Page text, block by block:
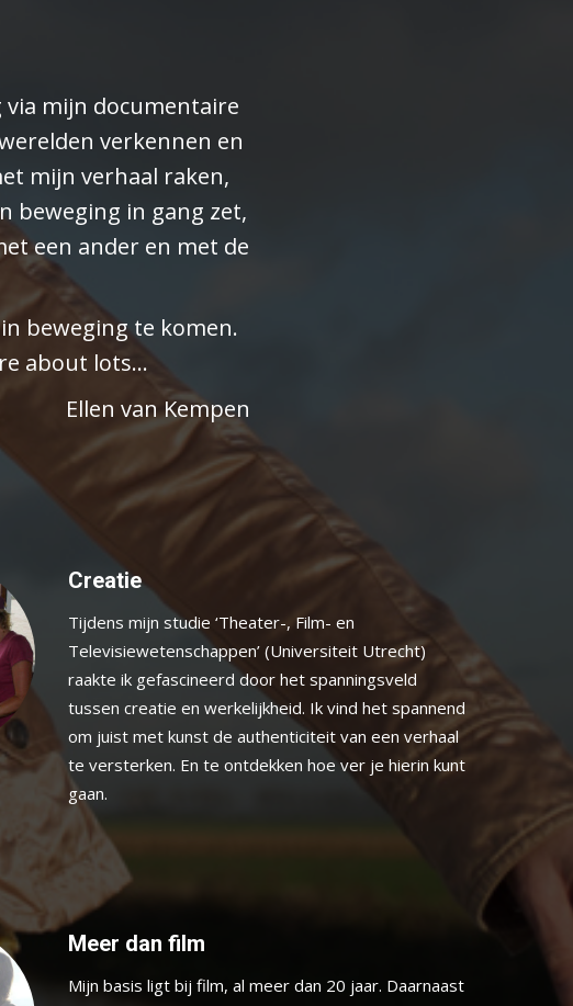
mijn documentaire
verkennen en
mijn verhaal raken,
beweging in gang zet,
een ander en met de
beweging te komen.
about lots…
Ellen van Kempen
Creatie
Tijdens mijn studie ‘Theater-, Film- en
Televisiewetenschappen’ (Universiteit Utrecht)
raakte ik gefascineerd door het spanningsveld
tussen creatie en werkelijkheid. Ik vind het spannend
om juist met kunst de authenticiteit van een verhaal
te versterken. En te ontdekken hoe ver je hierin kunt
gaan.
Meer dan film
Mijn basis ligt bij film, al meer dan 20 jaar. Daarnaast